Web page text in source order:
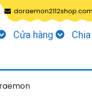
Cửa hàng